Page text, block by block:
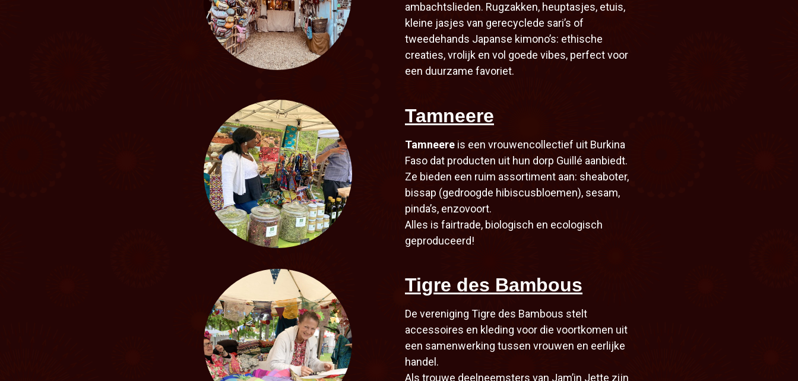
ambachtslieden. Rugzakken, heuptasjes, etuis,
kleine jasjes van gerecyclede sari’s of
tweedehands Japanse kimono’s: ethische
creaties, vrolijk en vol goede vibes, perfect voor
een duurzame favoriet.
Tamneere
Tamneereis een vrouwencollectief uit Burkina
Faso dat producten uit hun dorp Guillé aanbiedt.
Ze bieden een ruim assortiment aan: sheaboter,
bissap (gedroogde hibiscusbloemen), sesam,
pinda’s, enzovoort.
Alles is fairtrade, biologisch en ecologisch
geproduceerd!
Tigre des Bambous
De vereniging Tigre des Bambous stelt
accessoires en kleding voor die voortkomen uit
een samenwerking tussen vrouwen en eerlijke
handel.
Als trouwe deelneemsters van Jam’in Jette zijn